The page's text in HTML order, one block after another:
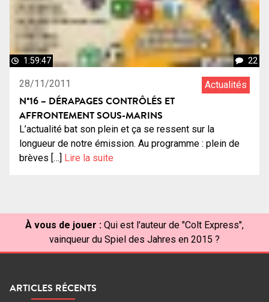
1:59:47 22
28/11/2011 Actualités
N°16 – DÉRAPAGES CONTRÔLÉS ET
AFFRONTEMENT SOUS-MARINS
L’actualité bat son plein et ça se ressent sur la
longueur de notre émission. Au programme : plein de
brèves […] Lire la suite
À vous de jouer : Qui est l'auteur de "Colt Express",
vainqueur du Spiel des Jahres en 2015 ?
ARTICLES RÉCENTS